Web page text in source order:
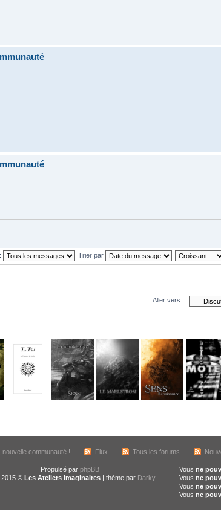
Trier par
Aller vers :
communauté ! Flux Tous les forums
Vous ne
Vous ne
Vous ne
Vous ne
Propulsé par phpBB
2015 © Les Ateliers Imaginaires | thème par Darky